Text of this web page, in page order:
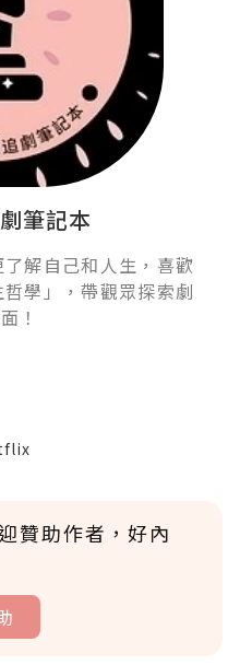
筆記本
解自己和人生，喜歡
學」，帶觀眾探索劇
！
贊助作者，好內